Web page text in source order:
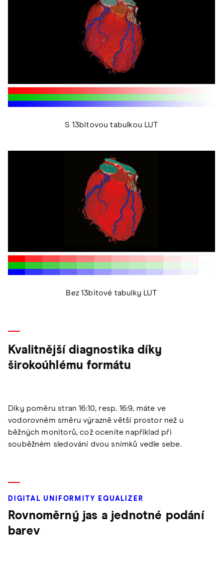
S 13bitovou tabulkou LUT
Bez 13bitové tabulky LUT
Kvalitnější diagnostika díky
širokoúhlému formátu
Díky poměru stran 16:10, resp. 16:9, máte ve
vodorovném směru výrazně větší prostor než u
běžných monitorů, což oceníte například při
souběžném sledování dvou snímků vedle sebe.
DIGITAL UNIFORMITY EQUALIZER
Rovnoměrný jas a jednotné podání
barev